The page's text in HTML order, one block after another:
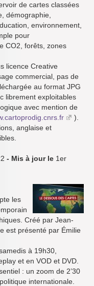
de cartes classées
démographie,
environnement,
pour
CO2, forêts, zones
licence Creative
commercial, pas de
au format JPG
librement exploitables
avec mention de
).
anglaise et
- Mis à jour le 1er
les
Créé par Jean-
est présenté par Émilie
à 19h30,
et en VOD et DVD.
: un zoom de 2’30
internationale.